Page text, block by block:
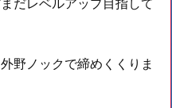
野ノックで締めくくりま